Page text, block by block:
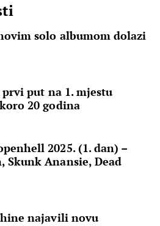
solo albumom dolazi
put na 1. mjestu
20 godina
2025. (1. dan) –
Anansie, Dead
najavili novu